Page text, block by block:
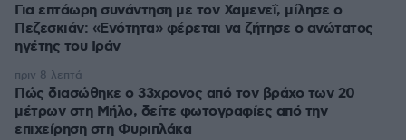
Για επτάωρη συνάντηση με τον Χαμενεΐ, μίλησε ο
Πεζεσκιάν: «Ενότητα» φέρεται να ζήτησε ο ανώτατος
ηγέτης του Ιράν
Πώς διασώθηκε ο 33χρονος από τον βράχο των 20
μέτρων στη Μήλο, δείτε φωτογραφίες από την
επιχείρηση στη Φυριπλάκα
πριν 8 λεπτά